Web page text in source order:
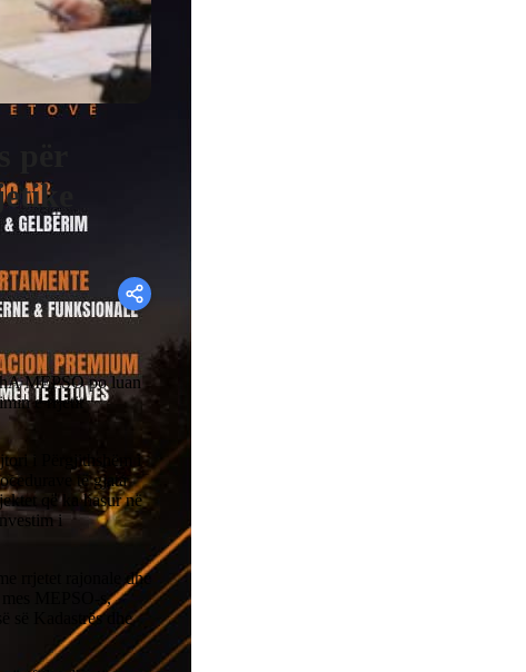
MEPSO po luan
e rrjetit
i Përgjithshëm i
të gjata
që ka hasur në
i
rrjetet rajonale dhe
MEPSO-s,
së Kadastrës dhe